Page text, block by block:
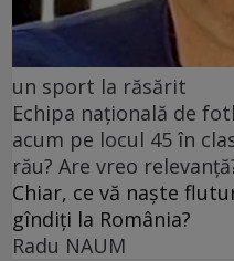
un sport la răsărit
Echipa națională de
acum pe locul 45 în
rău? Are vreo
Chiar, ce vă naște
gîndiți la România?
Radu NAUM